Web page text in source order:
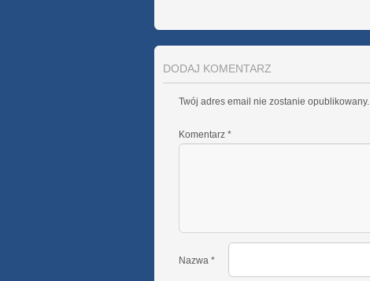
DODAJ KOMENTARZ
Twój adres email nie zostanie opublikowany.
Komentarz *
Nazwa *